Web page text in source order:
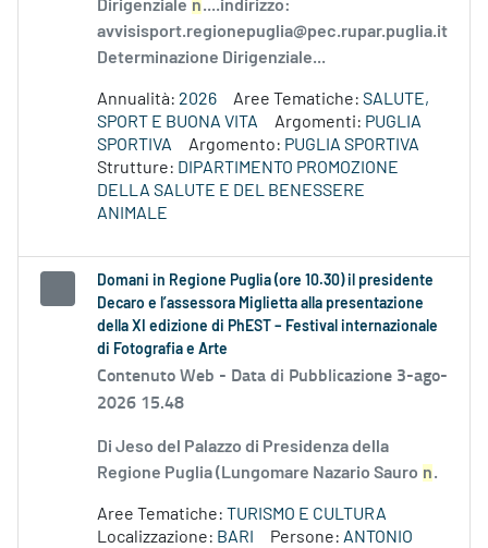
Dirigenziale n....indirizzo:
avvisisport.regionepuglia@pec.rupar.puglia.it
Determinazione Dirigenziale...
Annualità: 2026 Aree Tematiche: SALUTE,
SPORT E BUONA VITA
Argomenti: PUGLIA
SPORTIVA
Argomento: PUGLIA SPORTIVA
Strutture: DIPARTIMENTO PROMOZIONE
DELLA SALUTE E DEL BENESSERE
ANIMALE
Domani in Regione Puglia (ore 10.30) il presidente
Decaro e l’assessora Miglietta alla presentazione
della XI edizione di PhEST – Festival internazionale
di Fotografia e Arte
Contenuto Web - Data di Pubblicazione 3-ago-
2026 15.48
Di Jeso del Palazzo di Presidenza della
Regione Puglia (Lungomare Nazario Sauro n.
Aree Tematiche: TURISMO E CULTURA
Localizzazione: BARI Persone: ANTONIO